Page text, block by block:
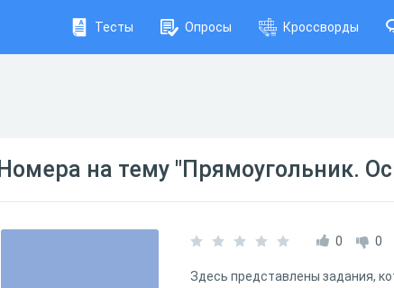
Тесты Опросы Кроссворды
Номера на тему "Прямоугольник.
0 0
Здесь представлены задания,